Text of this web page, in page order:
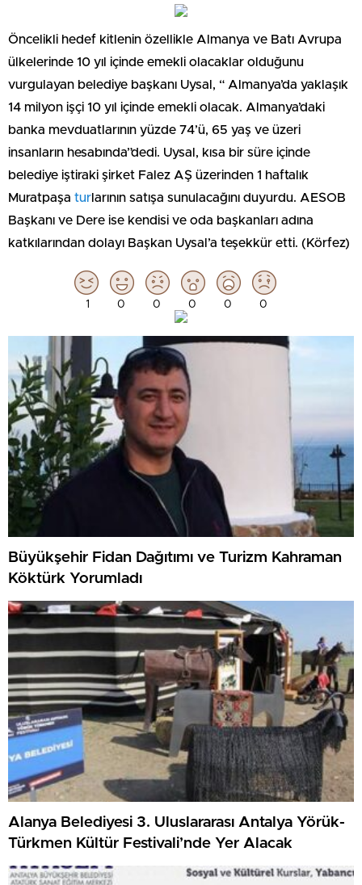
Öncelikli hedef kitlenin özellikle Almanya ve Batı Avrupa
ülkelerinde 10 yıl içinde emekli olacaklar olduğunu
vurgulayan belediye başkanı Uysal, “ Almanya’da yaklaşık
14 milyon işçi 10 yıl içinde emekli olacak. Almanya’daki
banka mevduatlarının yüzde 74’ü, 65 yaş ve üzeri
insanların hesabında”dedi. Uysal, kısa bir süre içinde
belediye iştiraki şirket Falez AŞ üzerinden 1 haftalık
Muratpaşa tur larının satışa sunulacağını duyurdu. AESOB
Başkanı ve Dere ise kendisi ve oda başkanları adına
katkılarından dolayı Başkan Uysal’a teşekkür etti. (Körfez)
1 0 0 0 0 0
Büyükşehir Fidan Dağıtımı ve Turizm Kahraman
Köktürk Yorumladı
Alanya Belediyesi 3. Uluslararası Antalya Yörük-
Türkmen Kültür Festivali’nde Yer Alacak